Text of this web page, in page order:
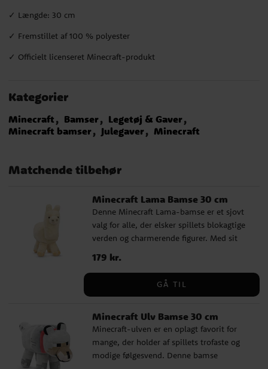
✓ Længde: 30 cm
✓ Fremstillet af 100 % polyester
✓ Officielt licenseret Minecraft-produkt
Kategorier
Minecraft Bamser
Legetøj & Gaver
Minecraft bamser
Julegaver Minecraft
Matchende tilbehør
Minecraft Lama Bamse 30 cm
Denne Minecraft Lama-bamse er et sjovt
valg for alle, der elsker spillets blokagtige
verden og charmerende figurer. Med sit
velkendte udseende er lamaen let at
genkende og bliver hurtigt en favorit, både
at lege med og have stående fremme i
rummet. Bamsen passer perfekt som gave
for den, der ønsker at bringe en del af
spillet ind i hverdagen. En blød og værdsat
figur, der passer lige så godt til leg som til
hygge. ✓ Højde: 30 cm ✓ Fremstillet af
Pris :179 kr.
179 kr.
GÅ TIL
Minecraft Ulv Bamse 30 cm
Minecraft-ulven er en oplagt favorit for
mange, der holder af spillets trofaste og
modige følgesvend. Denne bamse